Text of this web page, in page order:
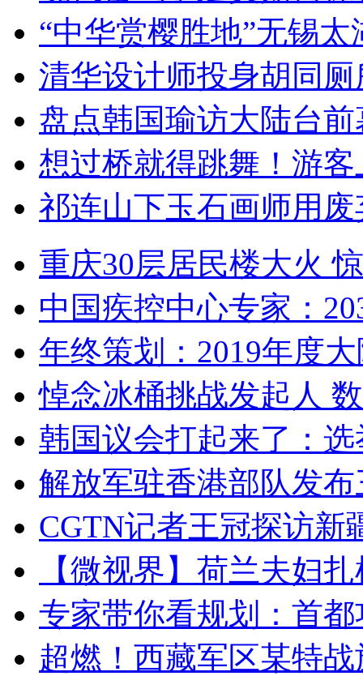
“中华赏樱胜地”无锡
清华设计师投身胡同
盘点韩国瑜访大陆台
想过桥就得跳舞！游客
祁连山下玉石画师用
重庆30层居民楼大火
中国疾控中心专家：
年终策划：2019年度
悼念冰桶挑战发起人
韩国议会打起来了：
解放军驻香港部队发
CGTN记者王冠探访新
【微视界】荷兰夫妇
专家带你看规划：首
超燃！西藏军区某特